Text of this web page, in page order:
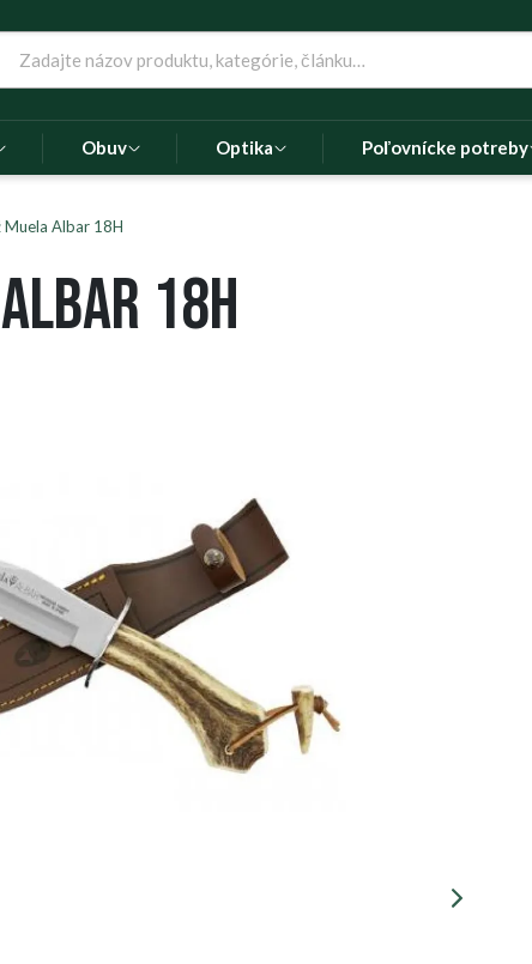
Obuv Optika Poľovnícke potreby
Muela Albar 18H
18H